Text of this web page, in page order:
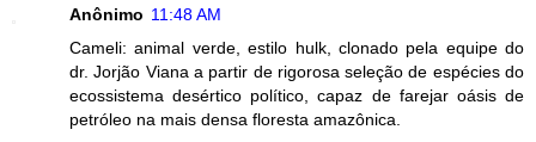
Anônimo 11:48 AM
Cameli: animal verde, estilo hulk, clonado pela equipe do
dr. Jorjão Viana a partir de rigorosa seleção de espécies do
ecossistema desértico político, capaz de farejar oásis de
petróleo na mais densa floresta amazônica.